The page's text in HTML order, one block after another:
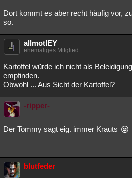
Dort kommt es aber recht häufig vor,
so.
allmotlEY
ehemaliges Mitglied
Kartoffel würde ich nicht als
empfinden.
Obwohl ... Aus Sicht der Kartoffel?
-ripper-
Der Tommy sagt eig. immer Krauts
blutfeder